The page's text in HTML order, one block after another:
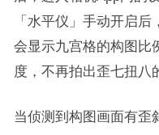
「水平仪」手动开启
会显示九宫格的构图比
度，不再拍出歪七扭八
当侦测到构图画面有歪